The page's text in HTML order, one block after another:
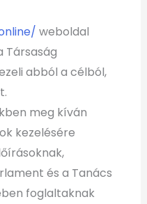
weboldal
Társaság
abból a célból,
meg kíván
kezelésére
és a Tanács
foglaltaknak